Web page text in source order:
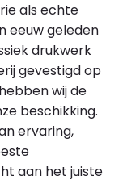
als echte
eeuw geleden
drukwerk
gevestigd op
wij de
beschikking.
ervaring,
aan het juiste